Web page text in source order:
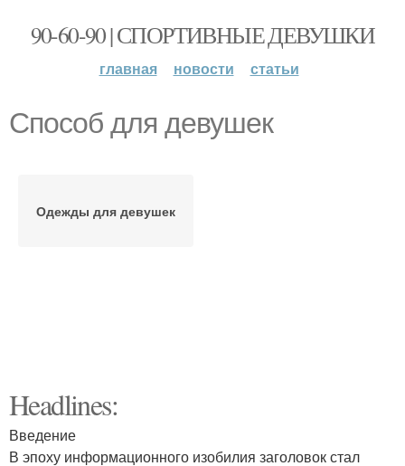
90-60-90 | СПОРТИВНЫЕ ДЕВУШКИ
главная новости статьи
Способ для девушек
Одежды для девушек
Headlines:
Введение
В эпоху информационного изобилия заголовок стал